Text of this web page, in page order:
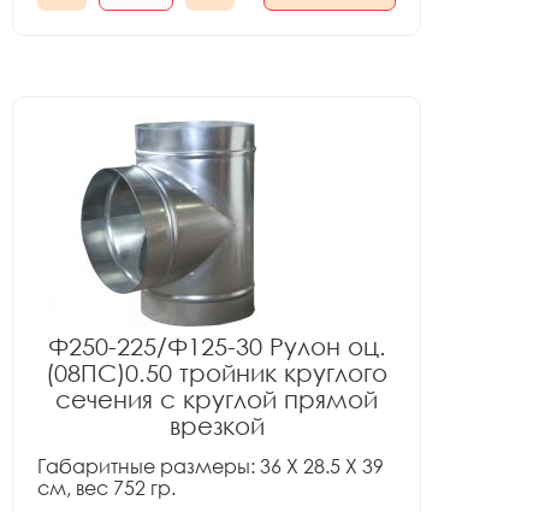
Ф250-225/Ф125-30 Рулон оц.
(08ПС)0.50 тройник круглого
сечения с круглой прямой
врезкой
Габаритные размеры: 36 X 28.5 X 39
см, вес 752 гр.